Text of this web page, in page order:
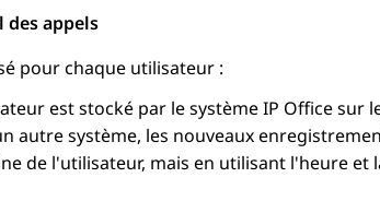
appels
pour chaque utilisateur :
est stocké par le systèmeIP Officesur
autre système, les nouveaux
de l'utilisateur, mais en utilisant l'heure et